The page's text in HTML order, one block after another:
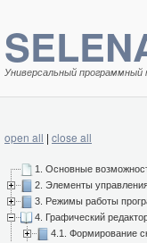
Универсальный программный
open all | close all
1. Основные
2. Элементы
3. Режимы работы
4. Графический
4.1. Формирование